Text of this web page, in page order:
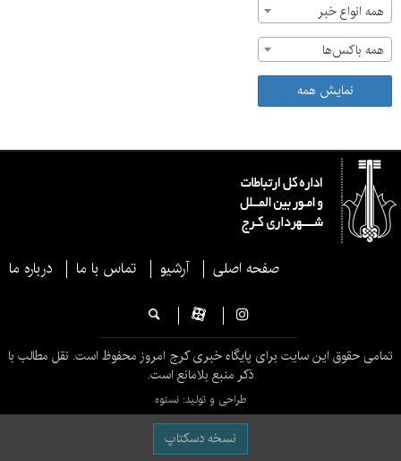
همه انواع خبر
همه باکس‌ها
نمایش همه
صفحه اصلی آرشیو تماس با ما درباره ما
تمامی حقوق این سایت برای پایگاه خبری کرج امروز محفوظ است. نقل مطالب با
ذکر منبع بلامانع است.
طراحی و تولید: نستوه
نسخه دسکتاپ